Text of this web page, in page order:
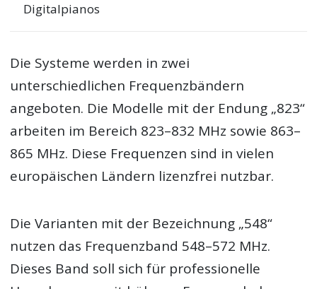
Digitalpianos
Die Systeme werden in zwei
unterschiedlichen Frequenzbändern
angeboten. Die Modelle mit der Endung „823“
arbeiten im Bereich 823–832 MHz sowie 863–
865 MHz. Diese Frequenzen sind in vielen
europäischen Ländern lizenzfrei nutzbar.
Die Varianten mit der Bezeichnung „548“
nutzen das Frequenzband 548–572 MHz.
Dieses Band soll sich für professionelle